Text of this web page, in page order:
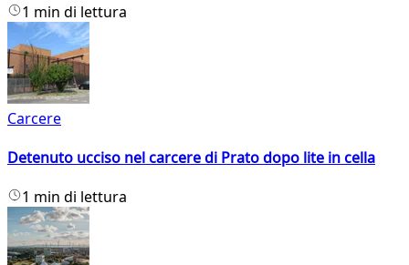
1 min di lettura
Carcere
Detenuto ucciso nel carcere di Prato dopo lite in cella
1 min di lettura